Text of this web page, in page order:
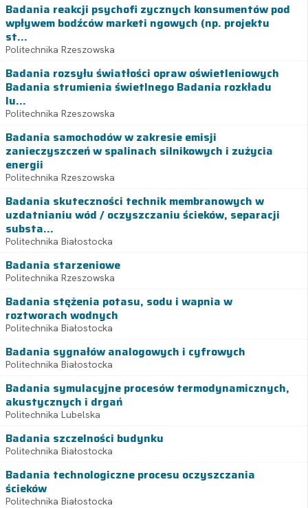
Badania reakcji psychofi zycznych konsumentów pod
wpływem bodźców marketi ngowych (np. projektu
st...
Politechnika Rzeszowska
Badania rozsyłu światłości opraw oświetleniowych
Badania strumienia świetlnego Badania rozkładu
lu...
Politechnika Rzeszowska
Badania samochodów w zakresie emisji
zanieczyszczeń w spalinach silnikowych i zużycia
energii
Politechnika Rzeszowska
Badania skuteczności technik membranowych w
uzdatnianiu wód / oczyszczaniu ścieków, separacji
substa...
Politechnika Białostocka
Badania starzeniowe
Politechnika Rzeszowska
Badania stężenia potasu, sodu i wapnia w
roztworach wodnych
Politechnika Białostocka
Badania sygnałów analogowych i cyfrowych
Politechnika Białostocka
Badania symulacyjne procesów termodynamicznych,
akustycznych i drgań
Politechnika Lubelska
Badania szczelności budynku
Politechnika Białostocka
Badania technologiczne procesu oczyszczania
ścieków
Politechnika Białostocka